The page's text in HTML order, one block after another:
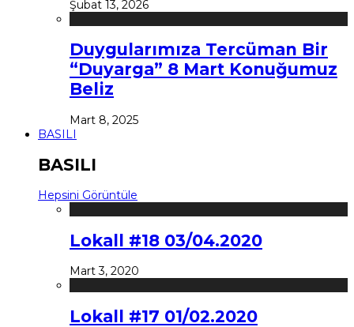
Şubat 13, 2026
Duygularımıza Tercüman Bir
“Duyarga” 8 Mart Konuğumuz
Beliz
Mart 8, 2025
BASILI
BASILI
Hepsini Görüntüle
Lokall #18 03/04.2020
Mart 3, 2020
Lokall #17 01/02.2020